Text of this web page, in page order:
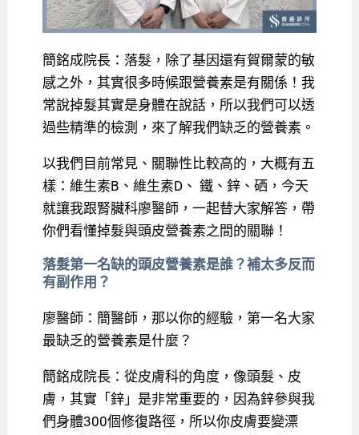
簡銘成院長：落髮，除了基因還有賀爾蒙的敏
感之外，其實很多時候跟營養素是有關係！我
常說掉髮其實是身體在說話，所以我們可以透
過些精準的檢測，來了解我們缺乏的營養素。
以我們目前常見、關聯性比較高的，大概有五
樣：維生素B、維生素D、 鐵、鋅、硒，今天
就讓我跟腎臟科廖醫師，一起替大家解答，帶
你們看懂掉髮與頭皮營養素之間的關聯！
落髮第一名缺的頭皮營養素是誰？補太多反而
有副作用？
廖醫師：簡醫師，那以你的經驗，第一名大家
最缺乏的營養素是什麼？
簡銘成院長：從皮膚科的角度，像頭髮、皮
膚，其實「鋅」是非常重要的，因為鋅參與我
們身體300個修復路徑，所以你皮膚要變漂